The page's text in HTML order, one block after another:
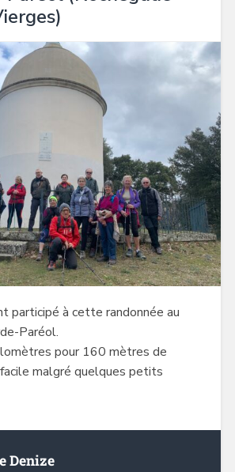
participé à cette randonnée au
Paréol.
pour 160 mètres de
malgré quelques petits
Denize